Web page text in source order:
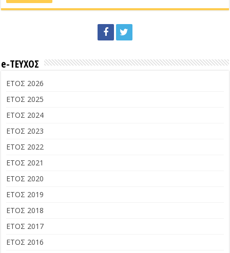
e-ΤΕΥΧΟΣ
ΕΤΟΣ 2026
ΕΤΟΣ 2025
ΕΤΟΣ 2024
ΕΤΟΣ 2023
ΕΤΟΣ 2022
ΕΤΟΣ 2021
ΕΤΟΣ 2020
ΕΤΟΣ 2019
ΕΤΟΣ 2018
ΕΤΟΣ 2017
ΕΤΟΣ 2016